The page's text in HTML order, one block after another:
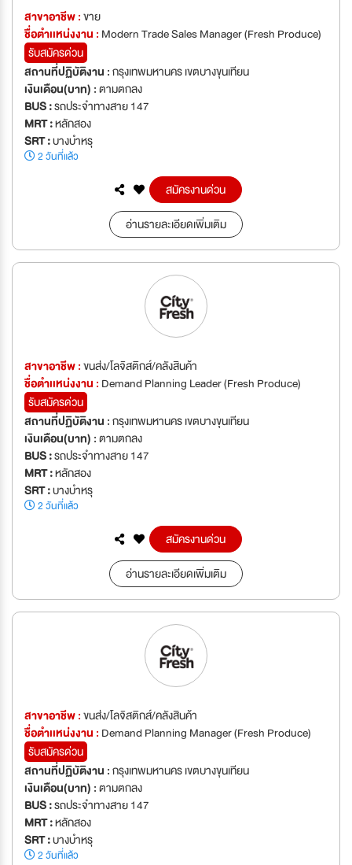
สาขาอาชีพ :ขาย
ชื่อตำเเหน่งงาน : Modern Trade Sales Manager (Fresh Produce)
รับสมัครด่วน
สถานที่ปฏิบัติงาน :กรุงเทพมหานคร เขตบางขุนเทียน
เงินเดือน(บาท) :ตามตกลง
BUS :รถประจำทางสาย 147
MRT :หลักสอง
SRT :บางบำหรุ
2 วันที่แล้ว
สมัครงานด่วน
อ่านรายละเอียดเพิ่มเติม
สาขาอาชีพ :ขนส่ง/โลจิสติกส์/คลังสินค้า
ชื่อตำเเหน่งงาน : Demand Planning Leader (Fresh Produce)
รับสมัครด่วน
สถานที่ปฏิบัติงาน :กรุงเทพมหานคร เขตบางขุนเทียน
เงินเดือน(บาท) :ตามตกลง
BUS :รถประจำทางสาย 147
MRT :หลักสอง
SRT :บางบำหรุ
2 วันที่แล้ว
สมัครงานด่วน
อ่านรายละเอียดเพิ่มเติม
สาขาอาชีพ :ขนส่ง/โลจิสติกส์/คลังสินค้า
ชื่อตำเเหน่งงาน : Demand Planning Manager (Fresh Produce)
รับสมัครด่วน
สถานที่ปฏิบัติงาน :กรุงเทพมหานคร เขตบางขุนเทียน
เงินเดือน(บาท) :ตามตกลง
BUS :รถประจำทางสาย 147
MRT :หลักสอง
SRT :บางบำหรุ
2 วันที่แล้ว